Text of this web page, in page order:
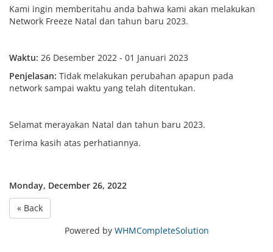
Kami ingin memberitahu anda bahwa kami akan melakukan
Network Freeze Natal dan tahun baru 2023.
Waktu: 26 Desember 2022 - 01 Januari 2023
Penjelasan: Tidak melakukan perubahan apapun pada
network sampai waktu yang telah ditentukan.
Selamat merayakan Natal dan tahun baru 2023.
Terima kasih atas perhatiannya.
Monday, December 26, 2022
« Back
Powered by WHMCompleteSolution